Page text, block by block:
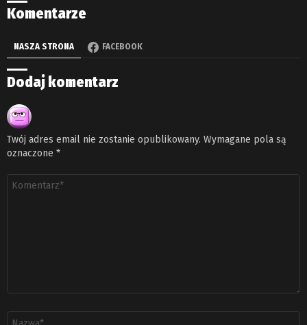
Komentarze
NASZA STRONA FACEBOOK
Dodaj komentarz
Twój adres email nie zostanie opublikowany. Wymagane pola są
oznaczone *